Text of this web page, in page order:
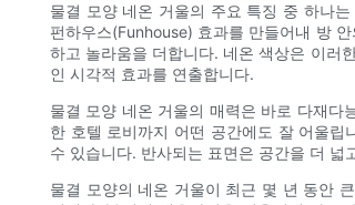
물결 모양 네온 거울의 주요 특징 중 하나
펀하우스(Funhouse) 효과를 만들어내 방
하고 놀라움을 더합니다. 네온 색상은 이러
인 시각적 효과를 연출합니다.
물결 모양 네온 거울의 매력은 바로 다재다
한 호텔 로비까지 어떤 공간에도 잘 어울
수 있습니다. 반사되는 표면은 공간을 더
물결 모양의 네온 거울이 최근 몇 년 동안